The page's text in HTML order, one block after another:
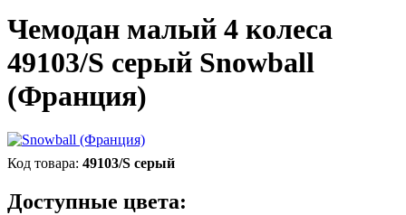
Чемодан малый 4 колеса
49103/S серый Snowball
(Франция)
49103/S серый
Доступные цвета: